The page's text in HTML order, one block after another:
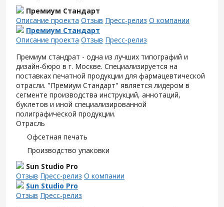
Премиум Стандарт
Описание проекта Отзыв Пресс-релиз О компании
Премиум Стандарт
Описание проекта Отзыв Пресс-релиз
Премиум стандрат - одна из лучших типографий и
дизайн-бюро в г. Москве. Специализируется на
поставках печатной продукции для фармацевтической
отрасли. "Премиум Стандарт" является лидером в
сегменте производства инструкций, аннотаций,
буклетов и иной специализированной
полиграфической продукции.
Отрасль
Офсетная печать
Производство упаковки
Sun Studio Pro
Отзыв Пресс-релиз О компании
Sun Studio Pro
Отзыв Пресс-релиз